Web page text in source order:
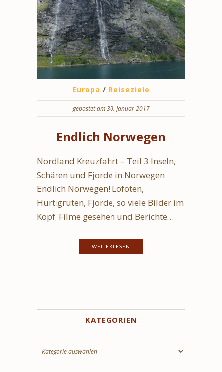
Europa / Reiseziele
gepostet am 30. Januar 2017
Endlich Norwegen
Nordland Kreuzfahrt – Teil 3 Inseln,
Schären und Fjorde in Norwegen
Endlich Norwegen! Lofoten,
Hurtigruten, Fjorde, so viele Bilder im
Kopf, Filme gesehen und Berichte…
WEITERLESEN
KATEGORIEN
Kategorien